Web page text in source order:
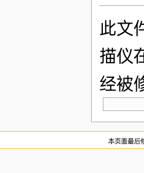
此文
描仪
经被
本页面最后